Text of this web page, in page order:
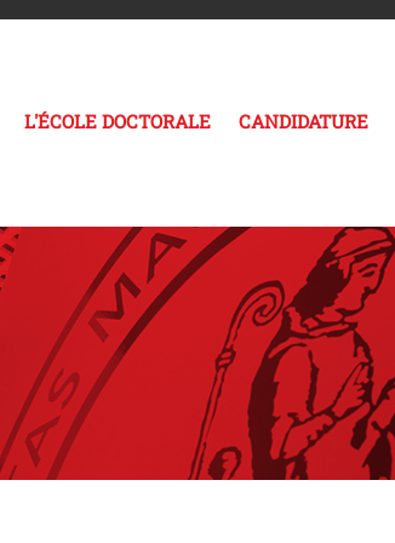
L'ÉCOLE DOCTORALE CANDIDATURE